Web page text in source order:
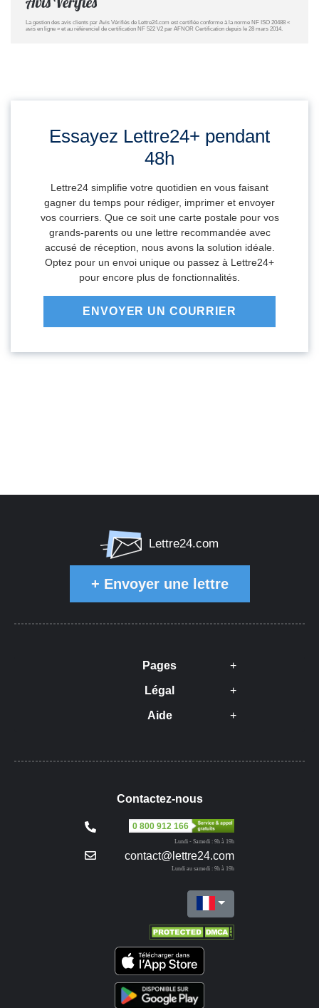
La gestion des avis clients par Avis Vérifiés de Lettre24.com est certifiée conforme à la norme NF ISO 20488 «
avis en ligne » et au référenciel de certification NF 522 V2 par AFNOR Certification depuis le 28 mars 2014.
Essayez Lettre24+ pendant
48h
Lettre24 simplifie votre quotidien en vous faisant
gagner du temps pour rédiger, imprimer et envoyer
vos courriers. Que ce soit une carte postale pour vos
grands-parents ou une lettre recommandée avec
accusé de réception, nous avons la solution idéale.
Optez pour un envoi unique ou passez à Lettre24+
pour encore plus de fonctionnalités.
ENVOYER UN COURRIER
Lettre24.com
+ Envoyer une lettre
Pages
Légal
Aide
Contactez-nous
0 800 912 166
Lundi - Samedi : 9h à 19h
contact@lettre24.com
Lundi au samedi : 9h à 19h